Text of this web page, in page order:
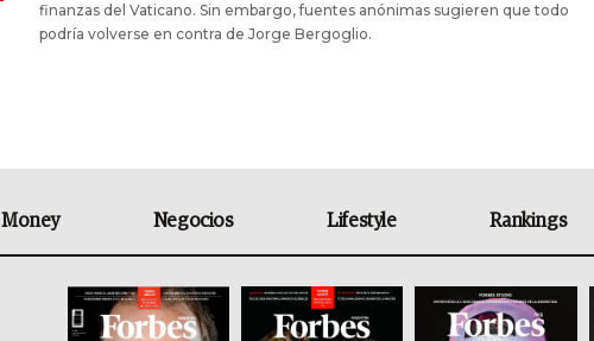
finanzas del Vaticano. Sin embargo, fuentes anónimas sugieren que todo
podría volverse en contra de Jorge Bergoglio.
Money Negocios Lifestyle Rankings